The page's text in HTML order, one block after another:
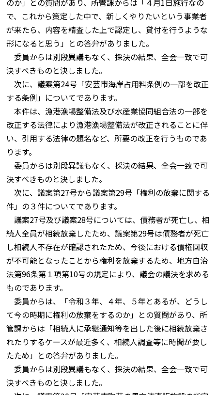
のか」との質問があり、所管課からは「４月1日施行なの
で、これから策定した中で、新しくやりたいという事業者
が来たら、内容を精査した上で認定し、貸付を行うような
形になると思う」との答弁がありました。
委員からは別段異議もなく、採決の結果、全会一致で可
決すべきものと決しました。
次に、議案第24号「安芸市海岸占用料条例の一部を改正
する条例」についてであります。
本件は、漁港漁場整備法及び水産業協同組合法の一部を
改正する法律により漁港漁場整備法が改正されることに伴
い、引用する法律の題名など、所要の改正を行うものであ
ります。
委員からは別段異議もなく、採決の結果、全会一致で可
決すべきものと決しました。
次に、議案第27号から議案第29号「権利の放棄に関する
件」の３件についてであります。
議案27号及び議案28号については、債務者が死亡し、相
続人全員が相続放棄したため、議案第29号は債務者が死亡
し相続人不存在が確認されたため、今後における債権回収
が不可能となったことから権利を放棄するため、地方自治
法第96条第１項第10号の規定により、議会の議決を求める
ものであります。
委員からは、「令和３年、４年、５年とあるが、どうし
て今の時期に権利の放棄をするのか」との質問があり、所
管課からは「相続人に承継通知等を出した後に相続放棄さ
れたりするケースが最近多く、相続人調査等に時間が要し
たため」との答弁がありました。
委員からは別段異議もなく、採決の結果、全会一致で可
決すべきものと決しました。